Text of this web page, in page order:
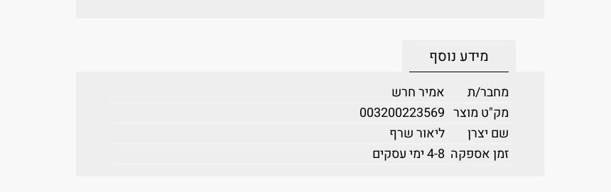
מידע נוסף
מחבר/ת
אמיר חרש
מק"ט מוצר 003200223569
שם יצרן
ליאור שרף
זמן אספקה 4-8 ימי עסקים